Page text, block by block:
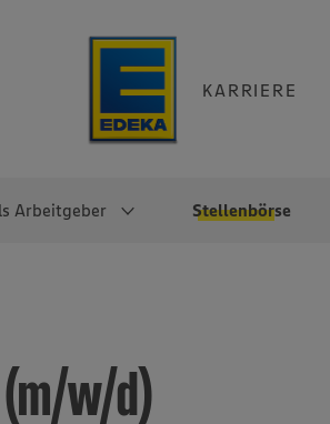
KARRIERE
Arbeitgeber Stellenbörse
Direkteinstieg
Noch Fragen?
EDEKA-Zentrale
EDEKA Fruchtkontor
w/d)